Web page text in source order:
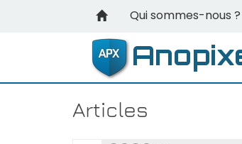
Qui sommes-nous ?
Articles